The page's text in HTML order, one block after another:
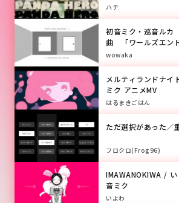
ハチ
初音ミク・巡音ル
曲 「ワールズエン
ル」
wowaka
メルティランドナイ
ミク アニメMV
はるまきごはん
ただ選択があった／
フロクロ(Frog96)
IMAWANOKIWA /
音ミク
いよわ